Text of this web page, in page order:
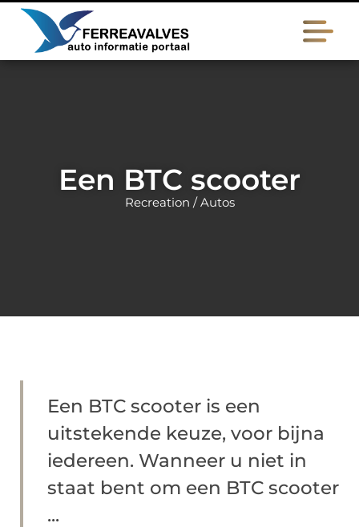
Een BTC scooter
Recreation / Autos
Een BTC scooter is een
uitstekende keuze, voor bijna
iedereen. Wanneer u niet in
staat bent om een BTC scooter
...